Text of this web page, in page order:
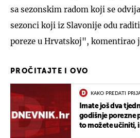
sa sezonskim radom koji se
sezonci koji iz Slavonije odu
poreze u Hrvatskoj", komentirao
PROČITAJTE I OVO
KAKO PREDATI
Imate još dva
godišnje porezne
to možete učiniti,